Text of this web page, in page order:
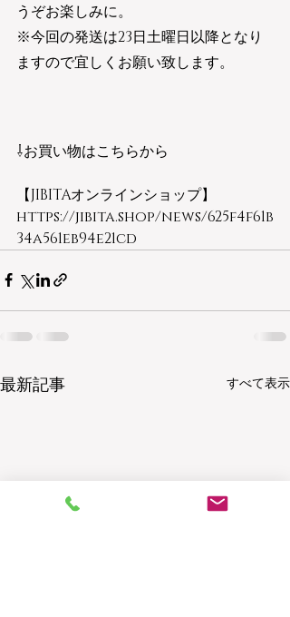
うぞお楽しみに。
※今回の発送は23日土曜日以降となり
ますので宜しくお願い致します。
⇩お買い物はこちらから
【JIBITAオンラインショップ】
https://jibita.shop/news/625f4f61b
34a561eb94e21cd
最新記事 すべて表示